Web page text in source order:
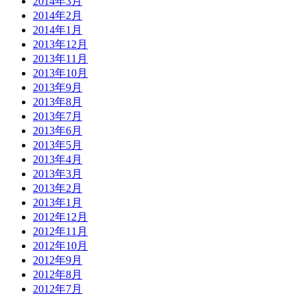
2014年2月
2014年1月
2013年12月
2013年11月
2013年10月
2013年9月
2013年8月
2013年7月
2013年6月
2013年5月
2013年4月
2013年3月
2013年2月
2013年1月
2012年12月
2012年11月
2012年10月
2012年9月
2012年8月
2012年7月